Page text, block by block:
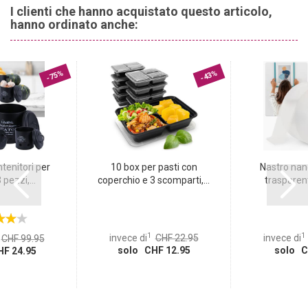
6 borse in un set:2x taglia S: 25,5 x 21 cm, peso: 25 g 2x taglia M:
I clienti che hanno acquistato questo articolo,
hanno ordinato anche:
-75%
per
CHF 99.95
24.95
-43%
10 box per pasti con
coperchio e 3 scomparti,...
invece di1 CHF 22.95
solo CHF 12.95
Nastro
invece di1
solo